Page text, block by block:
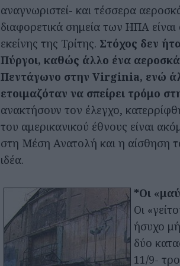
αναγνωριστεί- και τέσσερα
διαφορετικά σημεία των ΗΠΑ
εκείνης της Τρίτης. Στόχος δεν
Πύργοι, καθώς άλλο ένα
Πεντάγωνο στην Virginia, ενώ
ετοιμαζόταν να σπείρει τρόμο
ανακτήσουν τον έλεγχο,
του αμερικανικού έθνους είναι
στη Μέση Ανατολή και η αίσθηση
ιδέα.
*Οι
Οι
ήσυχο
δύο
11/9-